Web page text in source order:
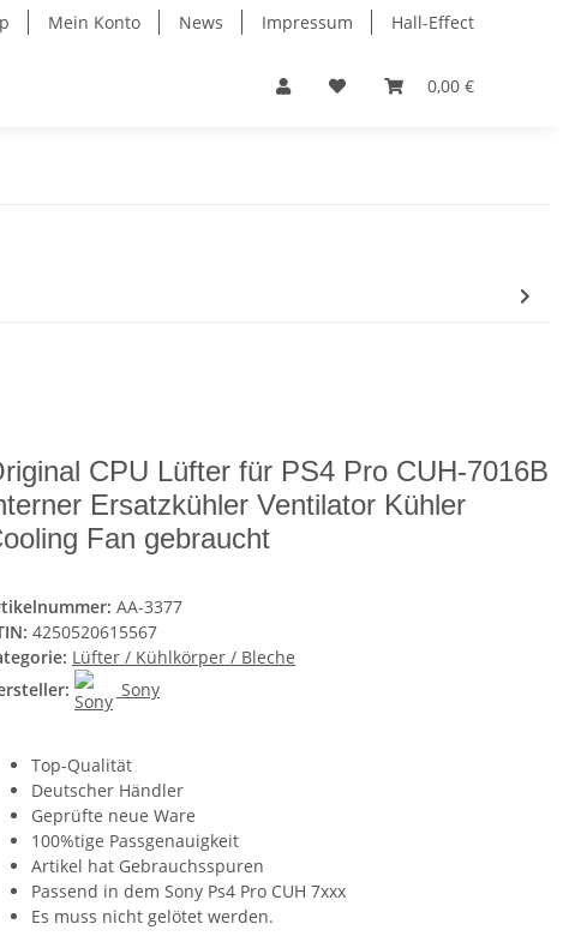
Mein Konto News Impressum Hall-Effect
0,00 €
CPU Lüfter für PS4 Pro CUH-7016B
Ersatzkühler Ventilator Kühler
Fan gebraucht
AA-3377
4250520615567
Lüfter / Kühlkörper / Bleche
Sony
Top-Qualität
Deutscher Händler
Geprüfte neue Ware
100%tige Passgenauigkeit
Artikel hat Gebrauchsspuren
Passend in dem Sony Ps4 Pro CUH 7xxx
Es muss nicht gelötet werden.